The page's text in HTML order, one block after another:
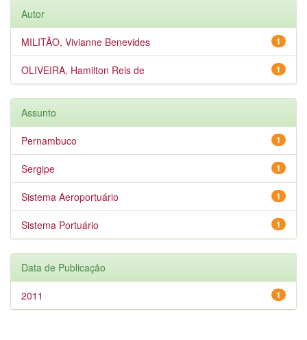
Autor
1
MILITÃO, Vivianne Benevides
1
OLIVEIRA, Hamilton Reis de
Assunto
1
Pernambuco
1
Sergipe
1
Sistema Aeroportuário
1
Sistema Portuário
Data de Publicação
1
2011